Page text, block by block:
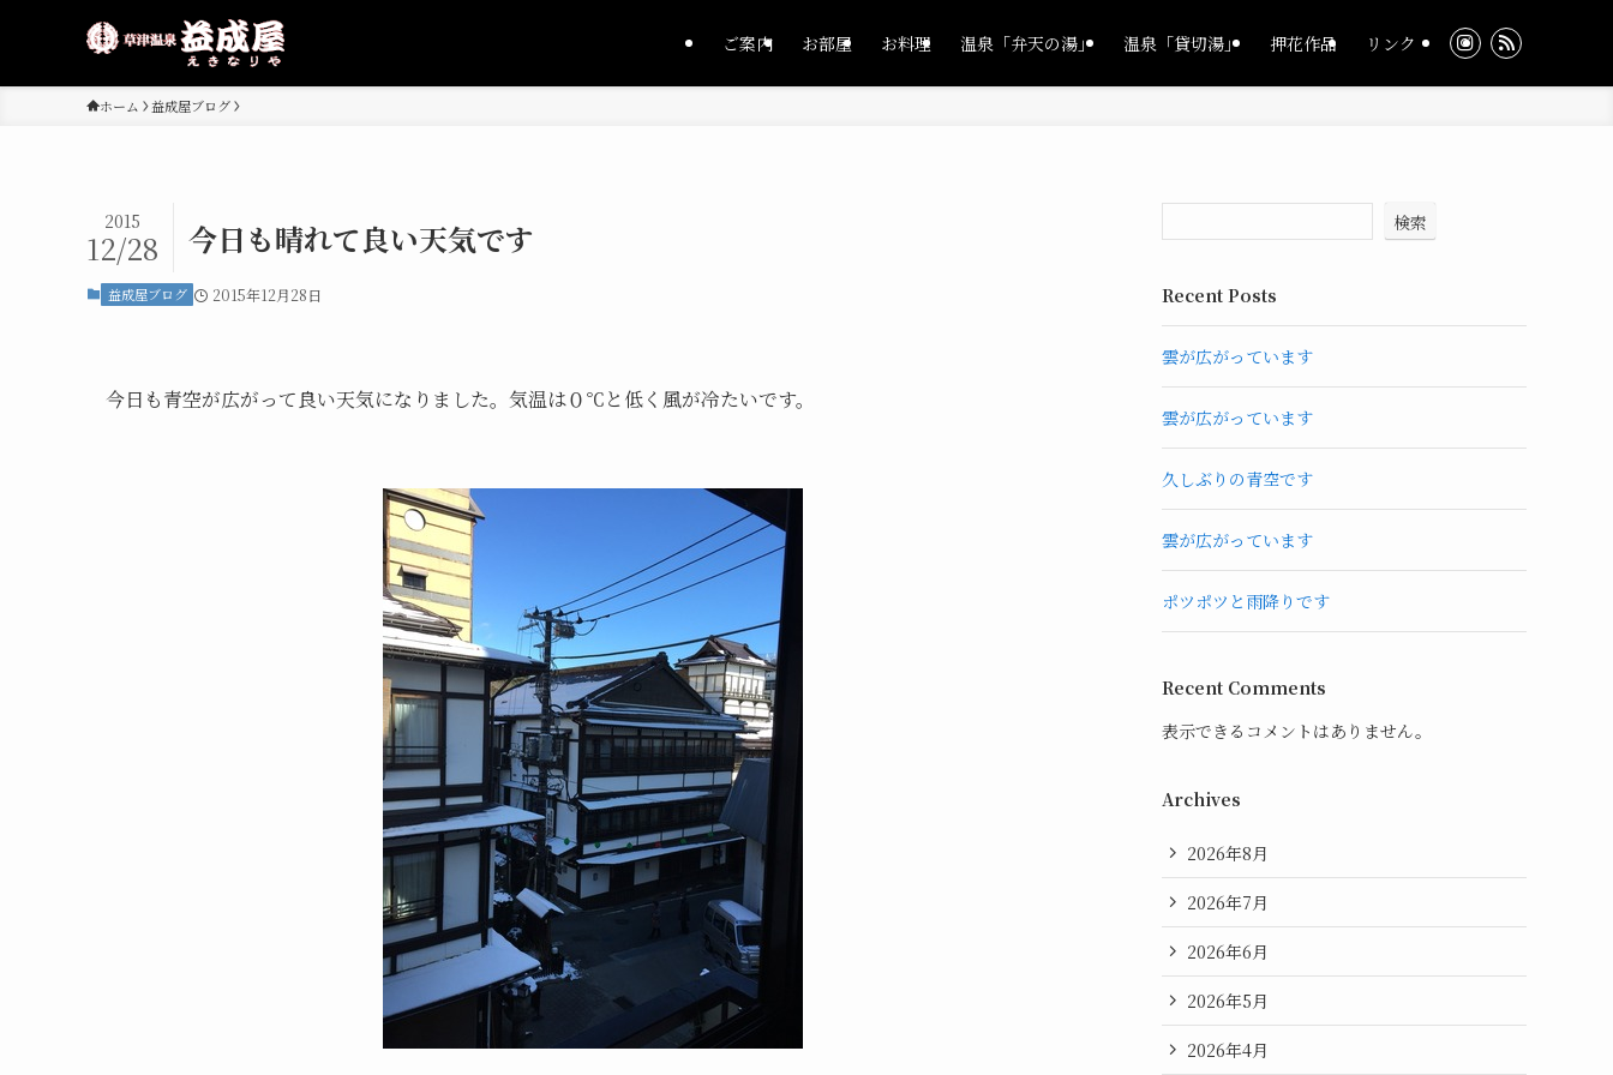
ご案内 お部屋 お料理 温泉「弁天の湯」 温泉「貸切湯」 押花作品 リンク
ホーム 益成屋ブログ
今日も晴れて良い天気です
2015
12/28
益成屋ブログ 2015年12月28日
今日も青空が広がって良い天気になりました。気温は０℃と低く風が冷たいです。
検索
Recent Posts
雲が広がっています
雲が広がっています
久しぶりの青空です
雲が広がっています
ポツポツと雨降りです
Recent Comments
表示できるコメントはありません。
Archives
2026年8月
2026年7月
2026年6月
2026年5月
2026年4月